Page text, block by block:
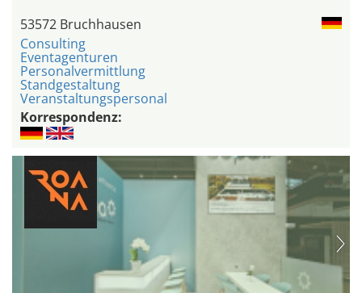
53572 Bruchhausen
Consulting
Eventagenturen
Personalvermittlung
Standgestaltung
Veranstaltungspersonal
Korrespondenz: